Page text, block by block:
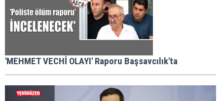
'MEHMET VECHİ OLAYI' Raporu Başsavcılık'ta